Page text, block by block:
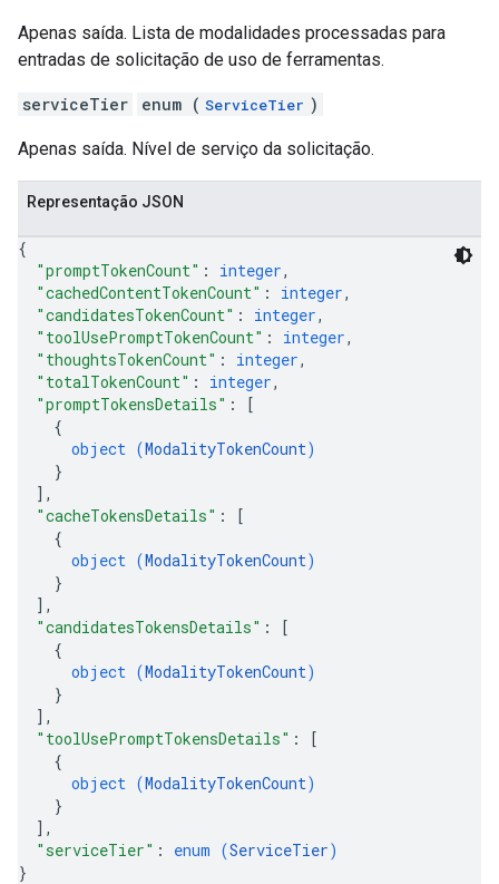
Apenas saída. Lista de modalidades processadas para
entradas de solicitação de uso de ferramentas.
serviceTier enum ( ServiceTier )
Apenas saída. Nível de serviço da solicitação.
Representação JSON
{
"promptTokenCount" : integer,
"cachedContentTokenCount" : integer,
"candidatesTokenCount" : integer,
"toolUsePromptTokenCount" : integer,
"thoughtsTokenCount" : integer,
"totalTokenCount" : integer,
"promptTokensDetails" :
[
{
object (ModalityTokenCount)
}
] ,
"cacheTokensDetails" :
[
{
object (ModalityTokenCount)
}
] ,
"candidatesTokensDetails" :
[
{
object (ModalityTokenCount)
}
] ,
"toolUsePromptTokensDetails" :
[
{
object (ModalityTokenCount)
}
] ,
"serviceTier" : enum (ServiceTier)
}